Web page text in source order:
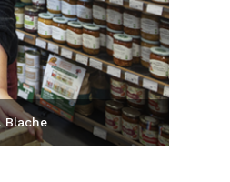
Blache